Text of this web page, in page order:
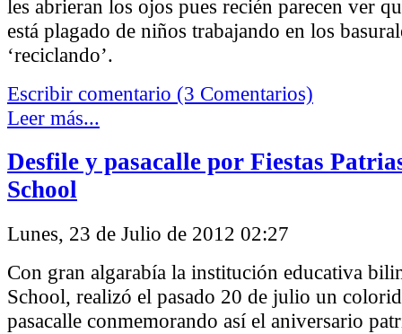
les abrieran los ojos pues recién parecen ver
está plagado de niños trabajando en los
‘reciclando’.
Escribir comentario (3 Comentarios)
Leer más...
Desfile y pasacalle por Fiestas
School
Lunes, 23 de Julio de 2012 02:27
Con gran algarabía la institución educativa
School, realizó el pasado 20 de julio un
pasacalle conmemorando así el aniversario